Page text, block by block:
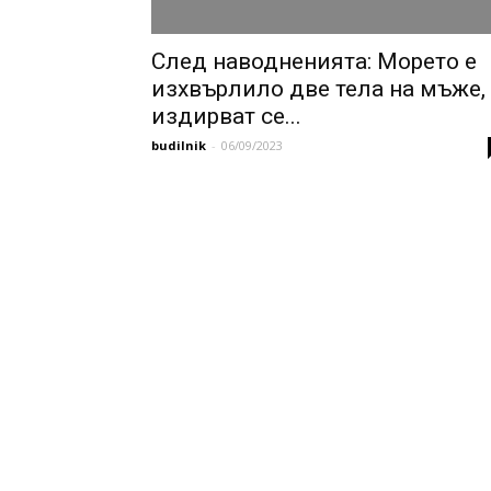
След наводненията: Морето е
изхвърлило две тела на мъже,
издирват се...
budilnik - 06/09/2023